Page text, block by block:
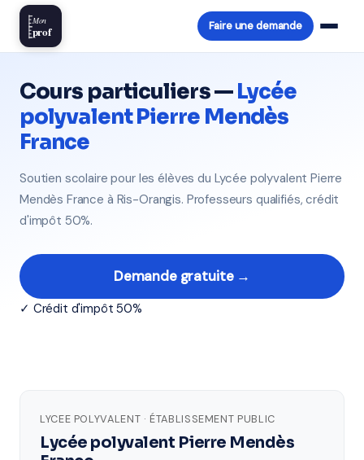
Mon
prof Faire une demande
Cours particuliers —Lycée
polyvalent Pierre Mendès
France
Soutien scolaire pour les élèves du Lycée polyvalent Pierre
Mendès France à Ris-Orangis. Professeurs qualifiés, crédit
d'impôt 50%.
Demande gratuite →
✓ Crédit d'impôt 50%
LYCEE POLYVALENT · ÉTABLISSEMENT PUBLIC
Lycée polyvalent Pierre Mendès